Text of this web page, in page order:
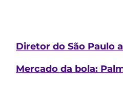
Diretor do São Paulo
Mercado da bola: